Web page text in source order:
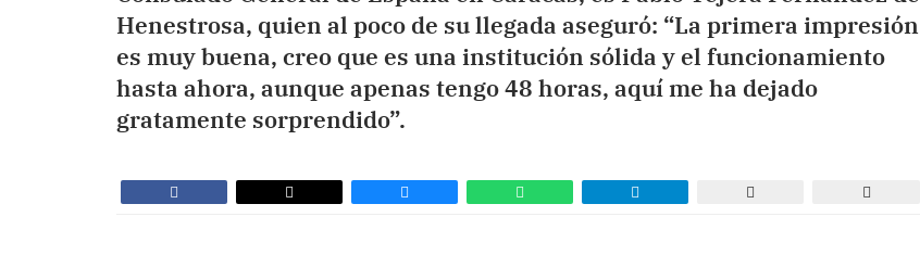
Henestrosa, quien al poco de su llegada aseguró: “La primera impresión
es muy buena, creo que es una institución sólida y el funcionamiento
hasta ahora, aunque apenas tengo 48 horas, aquí me ha dejado
gratamente sorprendido”.